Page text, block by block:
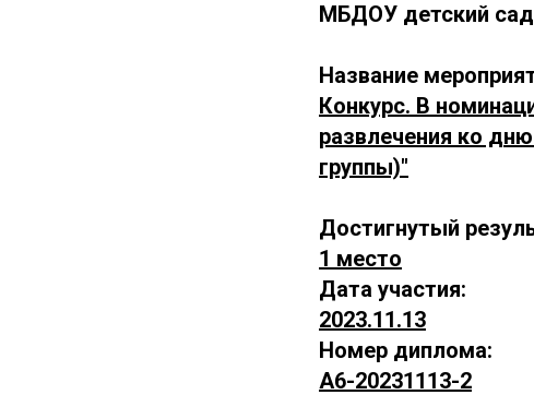
МБДОУ детский
Название
Конкурс. В
развлечения ко
группы)"
Достигнутый
1 место
Дата участия:
2023.11.13
Номер диплома:
А6-20231113-2